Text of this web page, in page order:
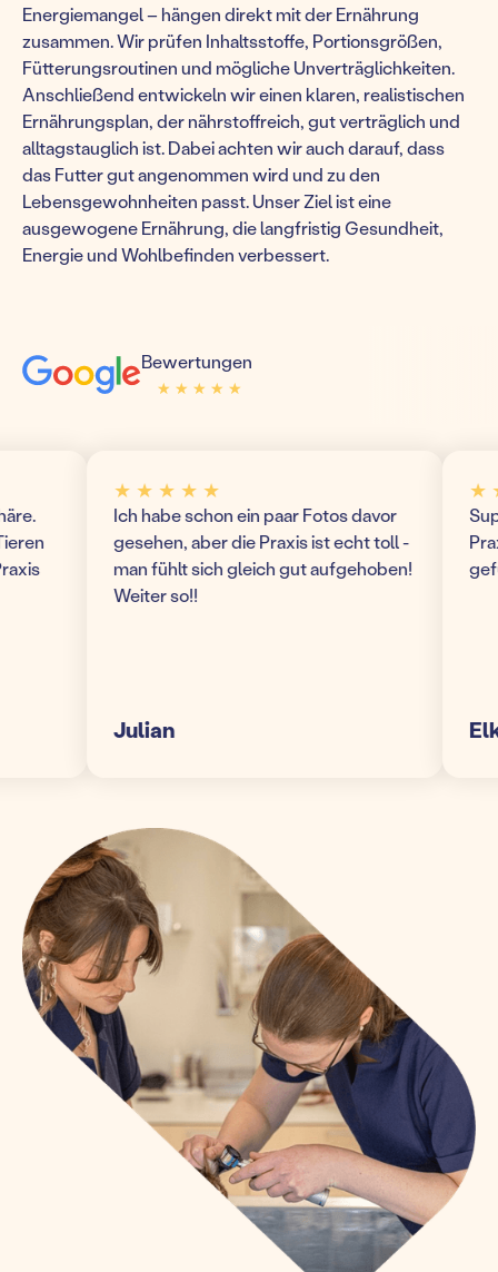
Energiemangel – hängen direkt mit der Ernährung
zusammen. Wir prüfen Inhaltsstoffe, Portionsgrößen,
Fütterungsroutinen und mögliche Unverträglichkeiten.
Anschließend entwickeln wir einen klaren, realistischen
Ernährungsplan, der nährstoffreich, gut verträglich und
alltagstauglich ist. Dabei achten wir auch darauf, dass
das Futter gut angenommen wird und zu den
Lebensgewohnheiten passt. Unser Ziel ist eine
ausgewogene Ernährung, die langfristig Gesundheit,
Energie und Wohlbefinden verbessert.
Bewertungen
★ ★ ★ ★ ★
★ ★ ★ ★ ★
★ ★ ★ ★ ★
Ich habe schon ein paar Fotos davor
gesehen, aber die Praxis ist echt toll -
man fühlt sich gleich gut aufgehoben!
Weiter so!!
Julian
★ ★
Elke